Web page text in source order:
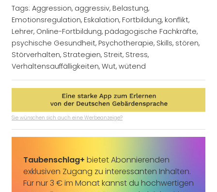
Tags: Aggression, aggressiv, Belastung,
Emotionsregulation, Eskalation, Fortbildung, konflikt,
Lehrer, Online-Fortbildung, pädagogische Fachkräfte,
psychische Gesundheit, Psychotherapie, Skills, stören,
Störverhalten, Strategien, Streit, Stress,
Verhaltensauffälligkeiten, Wut, wütend
Sie wünschen sich auch eine Werbeanzeige?
Taubenschlag+ bietet Abonnierenden
exklusiven Zugang zu interessanten Inhalten.
Für nur 3 € im Monat kannst du hochwertigen